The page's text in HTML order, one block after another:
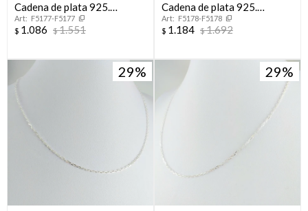
Cadena de plata 925.
Modelo, FORCET, 40 cm
F5177-F5177
$ 1.086 $1.551
Cadena de plata 925.
Modelo, FORCET, 45 cm
F5178-F5178
$ 1.184 $1.692
29 29